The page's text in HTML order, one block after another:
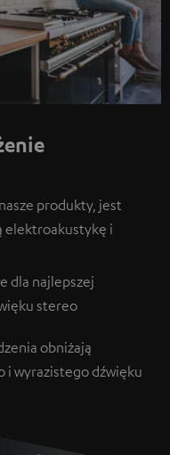
produkty, jest
elektroakustykę i
dla najlepszej
stereo
obniżają
i wyrazistego dźwięku